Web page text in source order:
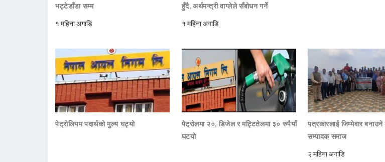
भट्टेडाँडा सम्म
१ महिना अगाडि
हुँदै, अर्थमन्त्री वाग्लेले सँबोधन गर्ने
१ महिना अगाडि
पेट्रोलियम पदार्थको मुल्य घट्यो
पेट्रोलमा २०, डिजेल र मट्टितेलमा ३० रुपैयाँ
घटयो
पत्रकारलाई जिम्मेवार बनाउने
सम्पादक समाज
२ महिना अगाडि